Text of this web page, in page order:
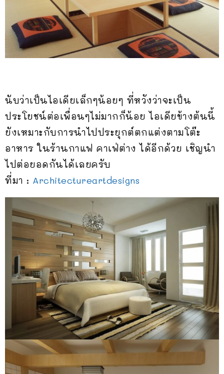
นับว่าเป็นไอเดียเล็กๆน้อยๆ ที่หวังว่าจะเป็น
ประโยชน์ต่อเพื่อนๆไม่มากก็น้อย ไอเดียข้างต้นนี้
ยังเหมาะกับการนำไปประยุกต์ตกแต่งตามโต๊ะ
อาหาร ในร้านกาแฟ คาเฟ่ต่าง ได้อีกด้วย เชิญนำ
ไปต่อยอดกันได้เลยครับ
ที่มา : Architectureartdesigns